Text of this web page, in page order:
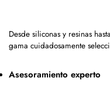
Desde siliconas y resinas
gama cuidadosamente
Asesoramiento experto